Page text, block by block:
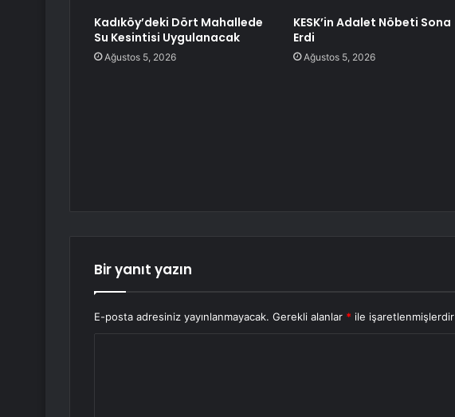
Kadıköy’deki Dört Mahallede
Su Kesintisi Uygulanacak
Ağustos 5, 2026
KESK’in Adalet Nöbeti Sona
Erdi
Ağustos 5, 2026
Bir yanıt yazın
E-posta adresiniz yayınlanmayacak. Gerekli alanlar * ile işaretlenmişlerdir